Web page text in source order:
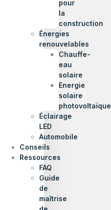
pour
la
construction
Énergies
renouvelables
Chauffe-
eau
solaire
Energie
solaire
photovoltaïque
Éclairage
LED
Automobile
Conseils
Ressources
FAQ
Guide
de
maîtrise